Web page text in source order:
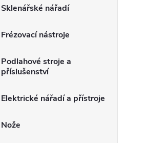
Sklenářské nářadí
Frézovací nástroje
Podlahové stroje a
příslušenství
Elektrické nářadí a přístroje
Nože